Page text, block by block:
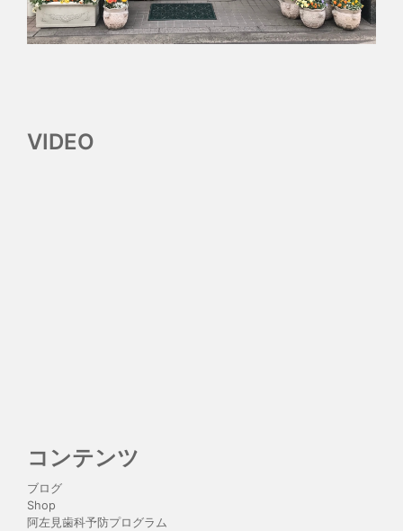
VIDEO
コンテンツ
ブログ
Shop
阿左見歯科予防プログラム